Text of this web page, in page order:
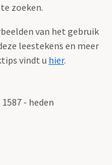
te zoeken.
van het gebruik
leestekens en meer
vindt u hier.
- heden